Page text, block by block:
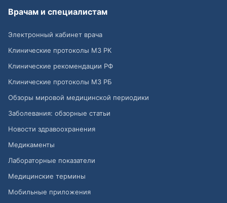
Врачам и специалистам
Электронный кабинет врача
Клинические протоколы МЗ РК
Клинические рекомендации РФ
Клинические протоколы МЗ РБ
Обзоры мировой медицинской периодики
Заболевания: обзорные статьи
Новости здравоохранения
Медикаменты
Лабораторные показатели
Медицинские термины
Мобильные приложения